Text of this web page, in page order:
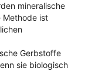
mineralische
Methode ist
Gerbstoffe
sie biologisch